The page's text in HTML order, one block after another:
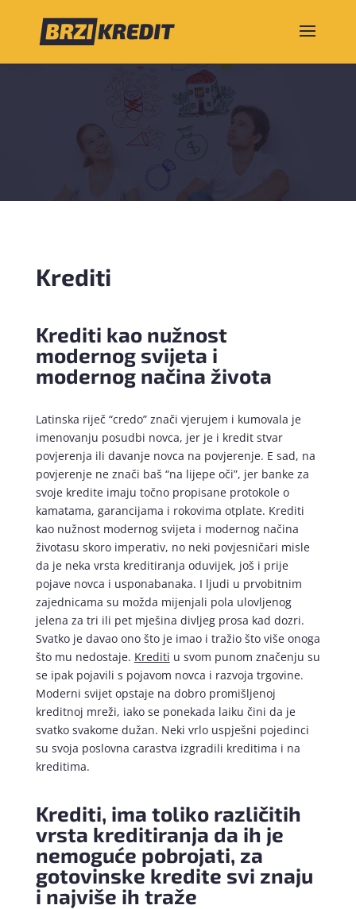
Krediti
Krediti kao nužnost
modernog svijeta i
modernog načina života
Latinska riječ “credo” znači vjerujem i kumovala je
imenovanju posudbi novca, jer je i kredit stvar
povjerenja ili davanje novca na povjerenje. E sad, na
povjerenje ne znači baš “na lijepe oči”, jer banke za
svoje kredite imaju točno propisane protokole o
kamatama, garancijama i rokovima otplate. Krediti
kao nužnost modernog svijeta i modernog načina
životasu skoro imperativ, no neki povjesničari misle
da je neka vrsta kreditiranja oduvijek, još i prije
pojave novca i usponabanaka. I ljudi u prvobitnim
zajednicama su možda mijenjali pola ulovljenog
jelena za tri ili pet mješina divljeg prosa kad dozri.
Svatko je davao ono što je imao i tražio što više onoga
što mu nedostaje. Krediti u svom punom značenju su
se ipak pojavili s pojavom novca i razvoja trgovine.
Moderni svijet opstaje na dobro promišljenoj
kreditnoj mreži, iako se ponekada laiku čini da je
svatko svakome dužan. Neki vrlo uspješni pojedinci
su svoja poslovna carastva izgradili kreditima i na
kreditima.
Krediti, ima toliko različitih
vrsta kreditiranja da ih je
nemoguće pobrojati, za
gotovinske kredite svi znaju
i najviše ih traže